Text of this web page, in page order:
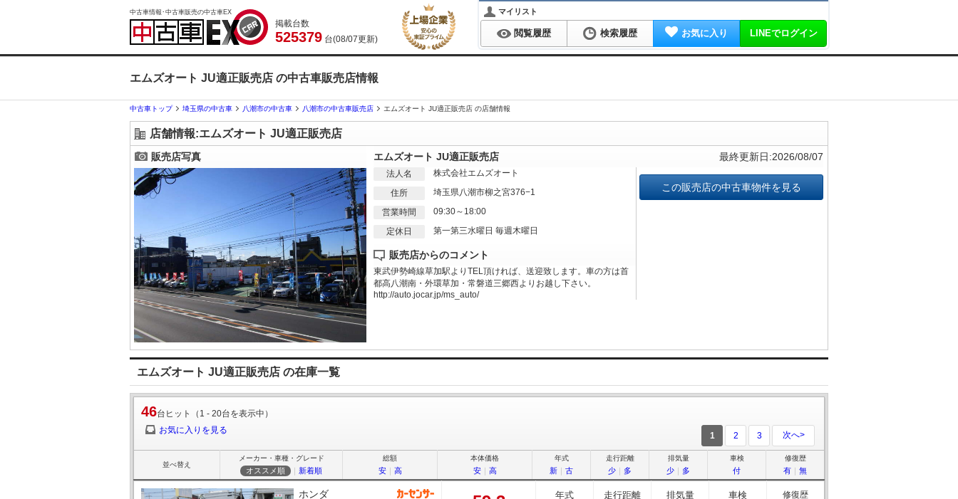
中古車情報･中古車販売の中古車EX
掲載台数
525379 台(08/07更新)
マイリスト
閲覧履歴 検索履歴 お気に入り LINEでログイン
エムズオート JU適正販売店 の中古車販売店情報
中古車トップ 埼玉県の中古車 八潮市の中古車 八潮市の中古車販売店 エムズオート JU適正販売店 の店舗情報
店舗情報:エムズオート JU適正販売店
販売店写真 エムズオート JU適正販売店
法人名
株式会社エムズオート
住所
埼玉県八潮市柳之宮376−1
営業時間
09:30～18:00
定休日
第一第三水曜日 毎週木曜日
販売店からのコメント
東武伊勢崎線草加駅よりTEL頂ければ、送迎致します。車の方は首
都高八潮南・外環草加・常磐道三郷西よりお越し下さい。
http://auto.jocar.jp/ms_auto/
最終更新日:2026/08/07
この販売店の中古車物件を見る
エムズオート JU適正販売店 の在庫一覧
46台ヒット（1 - 20台を表示中）
お気に入りを見る
1 2 3 次へ>
並べ替え
メーカー・車種・グレード
オススメ順 ｜ 新着順
総額
安｜ 高
本体価格
安｜ 高
年式
新 ｜ 古
走行距離
少 ｜ 多
排気量
少 ｜ 多
車検
付
修復歴
有 ｜ 無
ホンダ 年式 走行距離 排気量 車検 修復歴